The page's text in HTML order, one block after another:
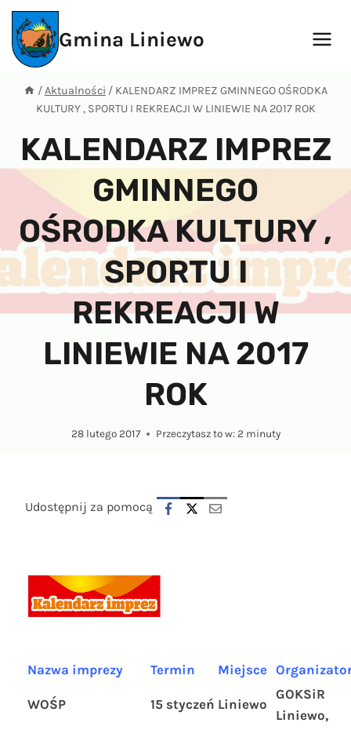
Przejdź
treści
Gmina Liniewo
/Aktualności / KALENDARZ IMPREZ GMINNEGO OŚRODKA
KULTURY , SPORTU I REKREACJI W LINIEWIE NA 2017 ROK
KALENDARZ IMPREZ
GMINNEGO
OŚRODKA KULTURY ,
SPORTU I
REKREACJI W
LINIEWIE NA 2017
ROK
28 lutego 2017 Przeczytasz to w:2 minuty
Udostępnij za pomocą
Nazwa imprezy Termin Miejsce
WOŚP 15 styczeń Liniewo
GOKSiR
Liniewo,